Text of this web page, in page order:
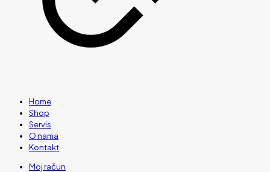
Home
Shop
Servis
O nama
Kontakt
Moj račun